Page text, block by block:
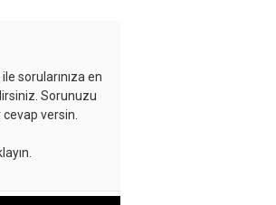
sorularınıza en
Sorunuzu
cevap versin.